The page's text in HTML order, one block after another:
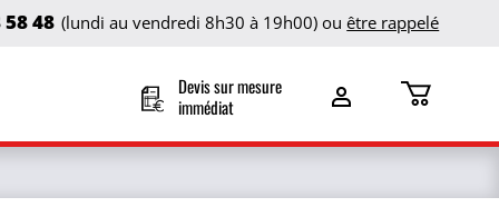
58 48 (lundi au vendredi 8h30 à 19h00) ouêtre rappelé
Devis sur mesure
immédiat